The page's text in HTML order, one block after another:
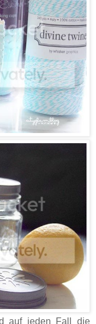
auf jeden Fall die